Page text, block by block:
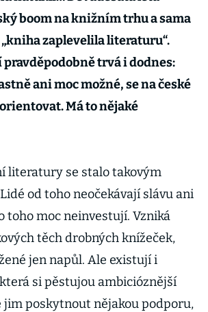
boom na knižním trhu a sama
„kniha zaplevelila literaturu“.
trvá i dodnes:
ani moc možné, se na české
Má to nějaké
literatury se stalo takovým
od toho neočekávají slávu ani
toho moc neinvestují. Vzniká
těch drobných knížeček,
jen napůl. Ale existují i
si pěstujou ambicióznější
jim poskytnout nějakou podporu,